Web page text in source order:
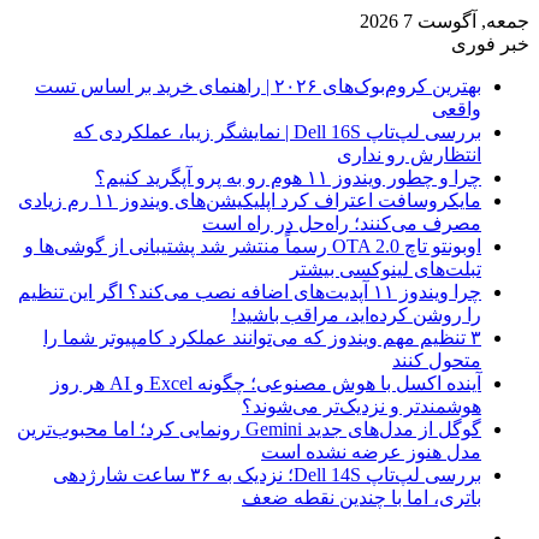
جمعه, آگوست 7 2026
خبر فوری
بهترین کروم‌بوک‌های ۲۰۲۶ | راهنمای خرید بر اساس تست
واقعی
بررسی لپ‌تاپ Dell 16S | نمایشگر زیبا، عملکردی که
انتظارش رو نداری
چرا و چطور ویندوز ۱۱ هوم رو به پرو آپگرید کنیم؟
مایکروسافت اعتراف کرد اپلیکیشن‌های ویندوز ۱۱ رم زیادی
مصرف می‌کنند؛ راه‌حل در راه است
اوبونتو تاچ OTA 2.0 رسماً منتشر شد پشتیبانی از گوشی‌ها و
تبلت‌های لینوکسی بیشتر
چرا ویندوز ۱۱ آپدیت‌های اضافه نصب می‌کند؟ اگر این تنظیم
را روشن کرده‌اید، مراقب باشید!
۳ تنظیم مهم ویندوز که می‌توانند عملکرد کامپیوتر شما را
متحول کنند
آینده اکسل با هوش مصنوعی؛ چگونه Excel و AI هر روز
هوشمندتر و نزدیک‌تر می‌شوند؟
گوگل از مدل‌های جدید Gemini رونمایی کرد؛ اما محبوب‌ترین
مدل هنوز عرضه نشده است
بررسی لپ‌تاپ Dell 14S؛ نزدیک به ۳۶ ساعت شارژدهی
باتری، اما با چندین نقطه ضعف